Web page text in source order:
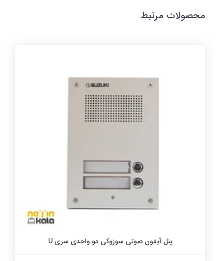
محصولات مرتبط
پنل آیفون صوتی سوزوکی دو واحدی سری U